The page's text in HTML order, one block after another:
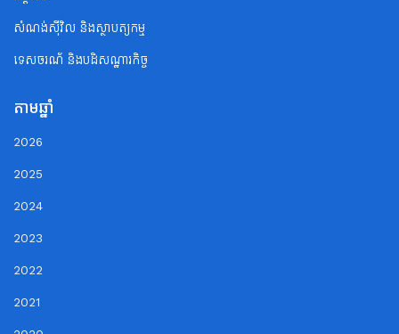
សំណង់ស៊ីវិល និងស្ថាបត្យកម្ម
ទេសចរណ័ និងបដិសណ្ឋារកិច្ច
តាមឆ្នាំ
2026
2025
2024
2023
2022
2021